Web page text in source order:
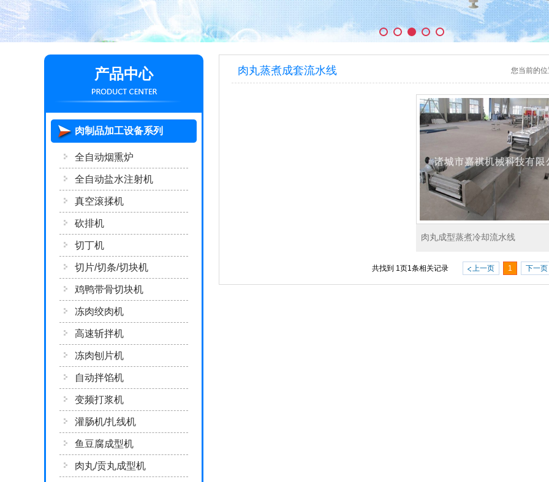
产品中心
肉制品加工设备系列
全自动烟熏炉
全自动盐水注射机
真空滚揉机
砍排机
切丁机
切片/切条/切块机
鸡鸭带骨切块机
冻肉绞肉机
高速斩拌机
冻肉刨片机
自动拌馅机
变频打浆机
灌肠机/扎线机
鱼豆腐成型机
肉丸/贡丸成型机
肉丸蒸煮成套流水线 您当前的
肉丸成型蒸煮冷却流水线
共找到 1页1条相关记录 上一页 1 下一页